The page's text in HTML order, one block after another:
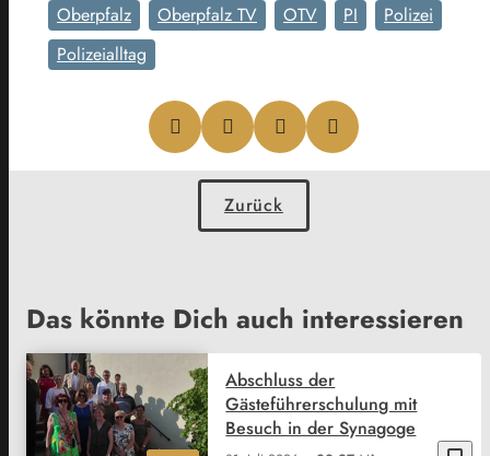
Oberpfalz
Oberpfalz TV OTV PI
Polizei
Polizeialltag
Zurück
Das könnte Dich auch interessieren
Abschluss der
Gästeführerschulung mit
Besuch in der Synagoge